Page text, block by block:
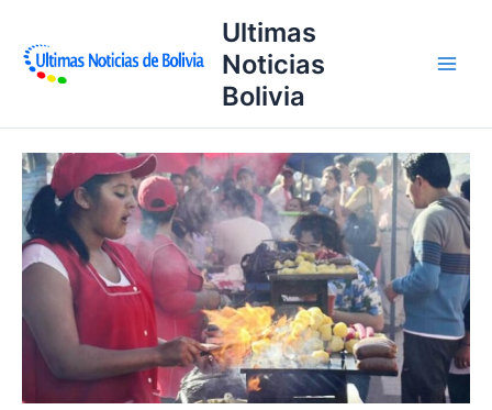
contenido
Ultimas
Noticias
Bolivia
El
anticucho
es
el
mejor
de
Bolivia,
según
TasteAtlas